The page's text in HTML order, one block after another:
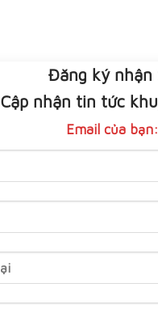
Đăng ký nhận
Cập nhận tin tức
Email của bạn: